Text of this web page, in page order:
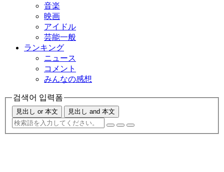
音楽
映画
アイドル
芸能一般
ランキング
ニュース
コメント
みんなの感想
검색어 입력폼
見出し or 本文 見出し and 本文